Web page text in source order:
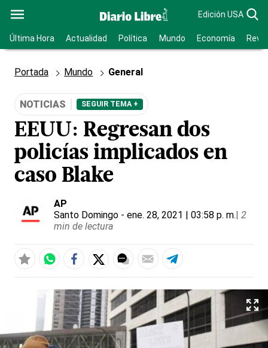
Edición USA
Última Hora Actualidad Política Mundo Economía
Portada Mundo General
NOTICIAS SEGUIR TEMA +
EEUU: Regresan dos
policías implicados en
caso Blake
AP
Santo Domingo - ene. 28, 2021 | 03:58 p. m.| 2
min de lectura